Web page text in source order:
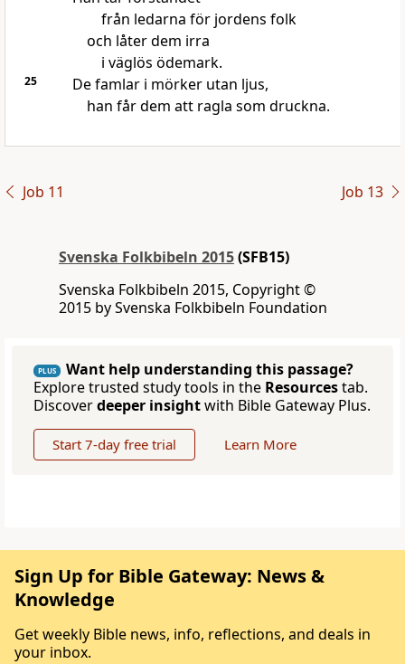
från ledarna för jordens folk
och låter dem irra
i väglös ödemark.
25
De famlar i mörker utan ljus,
han får dem att ragla som druckna.
Job 11 Job 13
Svenska Folkbibeln 2015(SFB15)
Svenska Folkbibeln 2015, Copyright ©
2015 by Svenska Folkbibeln Foundation
PLUS
Want help understanding this passage?
Explore trusted study tools in the Resourcestab.
Discoverdeeper insightwith Bible Gateway Plus.
Start 7-day free trial Learn More
Sign Up for Bible Gateway: News &
Knowledge
Get weekly Bible news, info, reflections, and deals in
your inbox.